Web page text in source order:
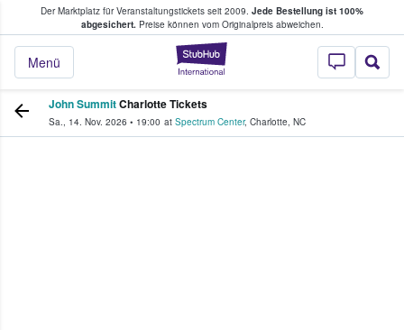
Der Marktplatz für Veranstaltungstickets seit 2009. Jede Bestellung ist 100%
abgesichert.Preise können vom Originalpreis abweichen.
StubHub - Wo
Menü
Tickets kaufen & verkaufen
John SummitCharlotte Tickets
Sa., 14. Nov. 2026 • 19:00 at Spectrum Center, Charlotte, NC